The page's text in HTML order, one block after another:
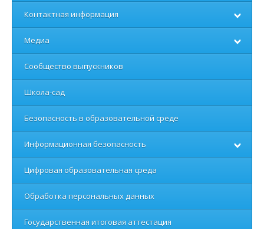
Контактная информация
Медиа
Сообщество выпускников
Школа-сад
Безопасность в образовательной среде
Информационная безопасность
Цифровая образовательная среда
Обработка персональных данных
Государственная итоговая аттестация